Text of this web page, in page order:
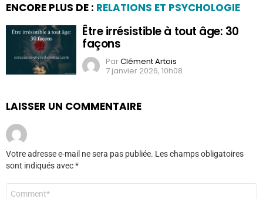
ENCORE PLUS DE : RELATIONS ET PSYCHOLOGIE
Être irrésistible à tout âge: 30
façons
ParClément Artois
7 janvier 2026, 10h08
LAISSER UN COMMENTAIRE
Votre adresse e-mail ne sera pas publiée. Les champs obligatoires
sont indiqués avec*